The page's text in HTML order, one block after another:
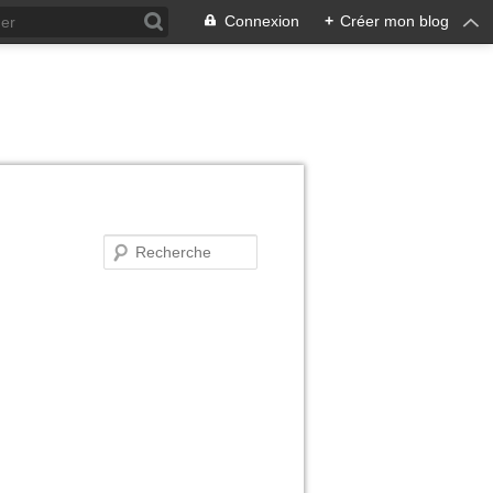
Connexion + Créer mon blog